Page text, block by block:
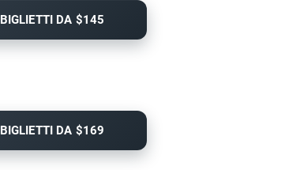
BIGLIETTI DA $145
BIGLIETTI DA $169